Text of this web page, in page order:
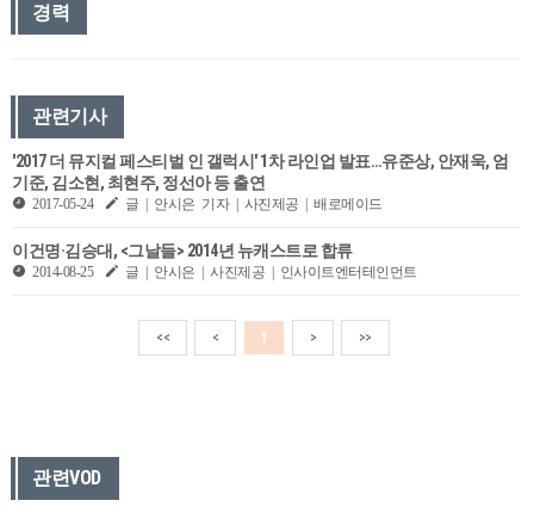
경력
관련기사
'2017 더 뮤지컬 페스티벌 인 갤럭시' 1차 라인업 발표…유준상, 안재욱, 엄
기준, 김소현, 최현주, 정선아 등 출연
2017-05-24 글 | 안시은 기자 | 사진제공 | 배로메이드
이건명·김승대, <그날들> 2014년 뉴캐스트로 합류
2014-08-25 글 | 안시은 | 사진제공 | 인사이트엔터테인먼트
<< < 1 > >>
관련VOD